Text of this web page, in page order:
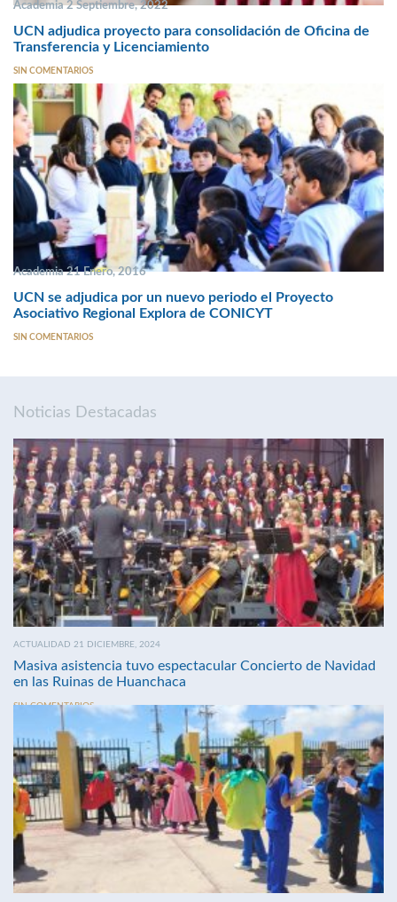
Academia 2 Septiembre, 2022
UCN adjudica proyecto para consolidación de Oficina de
Transferencia y Licenciamiento
SIN COMENTARIOS
Academia 21 Enero, 2016
UCN se adjudica por un nuevo periodo el Proyecto
Asociativo Regional Explora de CONICYT
SIN COMENTARIOS
Noticias Destacadas
ACTUALIDAD 21 DICIEMBRE, 2024
Masiva asistencia tuvo espectacular Concierto de Navidad
en las Ruinas de Huanchaca
SIN COMENTARIOS